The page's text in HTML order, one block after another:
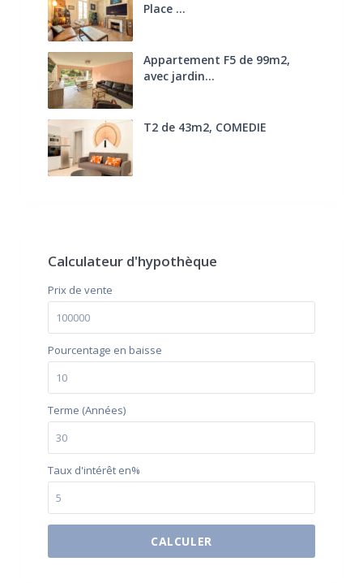
Place ...
Appartement F5 de 99m2,
avec jardin...
T2 de 43m2, COMEDIE
Calculateur d'hypothèque
Prix ​​de vente
Pourcentage en baisse
Terme (Années)
Taux d'intérêt en%
CALCULER
$500 / month